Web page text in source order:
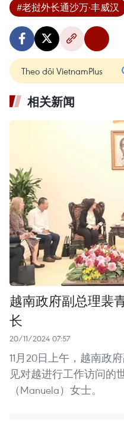
#老挝外长通沙万·丰威汉
Theo dõi VietnamPlus
相关新闻
越南政府副总理裴
长
20/11/2024 07:57
11月20日上午，越南政
见对越进行工作访问的
（Manuela）女士。